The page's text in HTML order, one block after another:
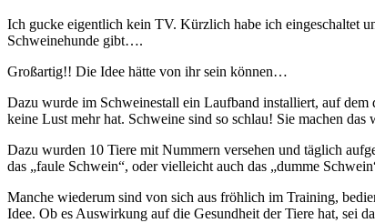
Ich gucke eigentlich kein TV. Kürzlich habe ich eingeschaltet
Schweinehunde gibt….
Großartig!! Die Idee hätte von ihr sein können…
Dazu wurde im Schweinestall ein Laufband installiert, auf
keine Lust mehr hat. Schweine sind so schlau! Sie machen das
Dazu wurden 10 Tiere mit Nummern versehen und täglich
das „faule Schwein“, oder vielleicht auch das „dumme
Manche wiederum sind von sich aus fröhlich im Training,
Idee. Ob es Auswirkung auf die Gesundheit der Tiere hat, sei